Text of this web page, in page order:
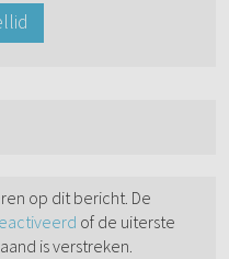
op dit bericht. De
of de uiterste
is verstreken.